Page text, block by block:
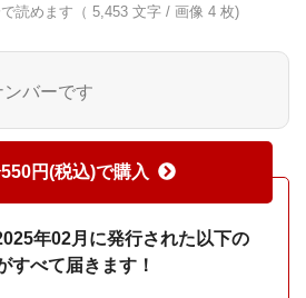
読めます（ 5,453 文字 / 画像 4 枚)
バーです
円(税込)で購入
年02月に発行された以下の
すべて届きます！